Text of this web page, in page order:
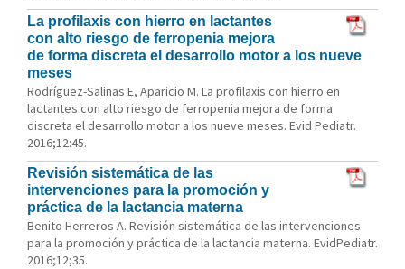
La profilaxis con hierro en lactantes
con alto riesgo de ferropenia mejora
de forma discreta el desarrollo motor a los nueve
meses
Rodríguez-Salinas E, Aparicio M. La profilaxis con hierro en
lactantes con alto riesgo de ferropenia mejora de forma
discreta el desarrollo motor a los nueve meses. Evid Pediatr.
2016;12:45.
Revisión sistemática de las
intervenciones para la promoción y
práctica de la lactancia materna
Benito Herreros A. Revisión sistemática de las intervenciones
para la promoción y práctica de la lactancia materna. EvidPediatr.
2016;12;35.